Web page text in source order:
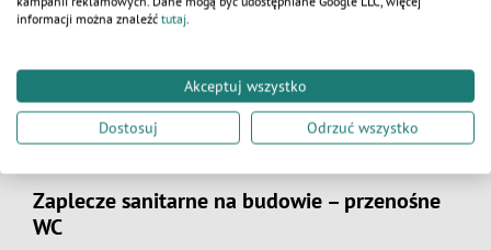
przed złodziejami. Niektóre surowce muszą być
Inne należy przechowywać w zamkniętych
pomieszczeniach. Dlatego teżkontenery
magazynoweto element, którego nie może
zabraknąć podczas organizacji placu budowy.
Zaplecze sanitarne na budowie – przenośne
WC
informacji można znaleźć tutaj.
Akceptuj wszystko
Dostosuj Odrzuć wszystko